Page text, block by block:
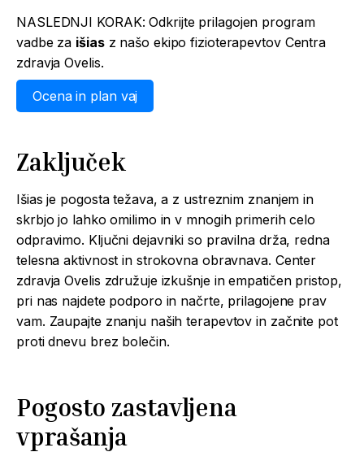
NASLEDNJI KORAK: Odkrijte prilagojen program
vadbe za išiasz našo ekipo fizioterapevtov Centra
zdravja Ovelis.
Ocena in plan vaj
Zaključek
Išias je pogosta težava, a z ustreznim znanjem in
skrbjo jo lahko omilimo in v mnogih primerih celo
odpravimo. Ključni dejavniki so pravilna drža, redna
telesna aktivnost in strokovna obravnava. Center
zdravja Ovelis združuje izkušnje in empatičen pristop,
pri nas najdete podporo in načrte, prilagojene prav
vam. Zaupajte znanju naših terapevtov in začnite pot
proti dnevu brez bolečin.
Pogosto zastavljena
vprašanja